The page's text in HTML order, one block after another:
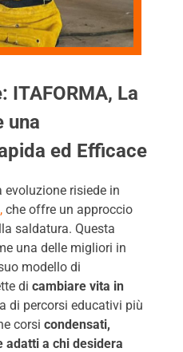
ITAFORMA, La
una
ed Efficace
evoluzione risiede in
che offre un approccio
saldatura. Questa
una delle migliori in
modello di
di cambiare vita in
di percorsi educativi più
corsicondensati,
adatti a chi desidera